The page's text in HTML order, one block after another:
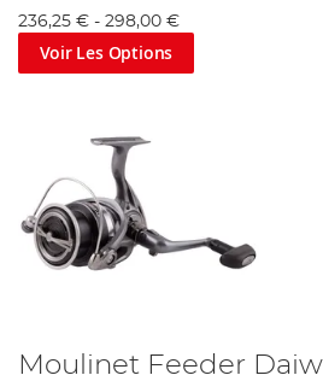
236,25 € - 298,00 €
Voir Les Options
Moulinet Feeder